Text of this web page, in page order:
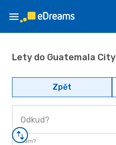
Lety do Guatemala City
Zpět
Odkud?
Kam?